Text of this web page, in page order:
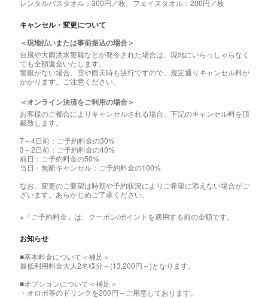
レンタルバスタオル：300円／枚、フェイスタオル：200円／枚
キャンセル・変更について
＜現地払いまたは事前振込の場合＞
台風や大雨洪水警報などが発令された場合は、現地にいらっしゃらなく
ても全額返金いたします。
警報がない場合、雪や雨天時も決行ですので、規定通りキャンセル料が
かかります。ご注意ください。
＜オンライン決済をご利用の場合＞
お客様のご都合によりキャンセルされる場合、下記のキャンセル料を頂
戴致します。
7～4日前：ご予約料金の30%
3～2日前：ご予約料金の40%
前日：ご予約料金の50%
当日・無断キャンセル：ご予約料金の100%
なお、変更のご要望は時期や予約状況によりご希望に添えない場合がご
ざいます。あらかじめご了承ください。
※「ご予約料金」は、クーポン/ポイントを適用する前の金額です。
お知らせ
■基本料金について＜補足＞
最低利用料金大人2名様分～(13,200円～)となります。
■オプションについて＜補足＞
・オロポ等のドリンクを200円～ご用意しております。